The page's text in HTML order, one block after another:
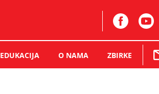
EDUKACIJA O NAMA ZBIRKE